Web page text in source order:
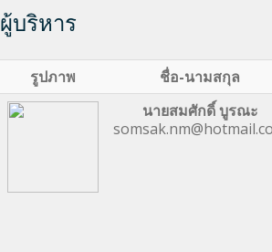
ผู้บริหาร
รูปภาพ ชื่อ-นามสกุล
นายสมศักดิ์ บูรณะ